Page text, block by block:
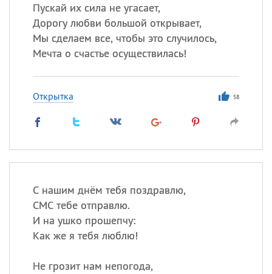
Пускай их сила не угасает,
Дорогу любви большой открывает,
Мы сделаем все, чтобы это случилось,
Мечта о счастье осуществилась!
Открытка 58
С нашим днём тебя поздравлю,
СМС тебе отправлю.
И на ушко прошепчу:
Как же я тебя люблю!
Не грозит нам непогода,